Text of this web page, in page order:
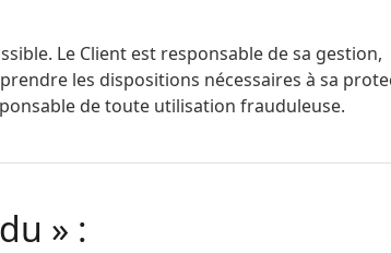
Le Client est responsable de sa gestion,
les dispositions nécessaires à sa
de toute utilisation frauduleuse.
» :